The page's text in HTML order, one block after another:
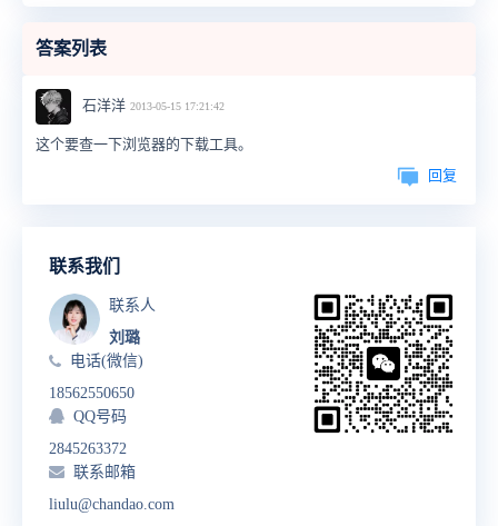
答案列表
石洋洋 2013-05-15 17:21:42
这个要查一下浏览器的下载工具。
回复
联系我们
联系人
刘璐
电话(微信)
18562550650
QQ号码
2845263372
联系邮箱
liulu@chandao.com